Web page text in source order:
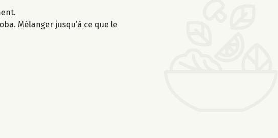
Mélanger jusqu’à ce que le